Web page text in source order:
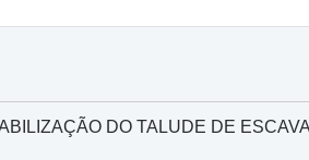
DO TALUDE DE